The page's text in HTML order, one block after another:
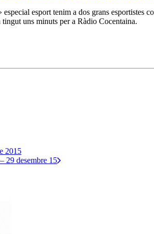
esport tenim a dos grans esportistes
tingut uns minuts per a Ràdio Cocentaina.
2015
desembre 15